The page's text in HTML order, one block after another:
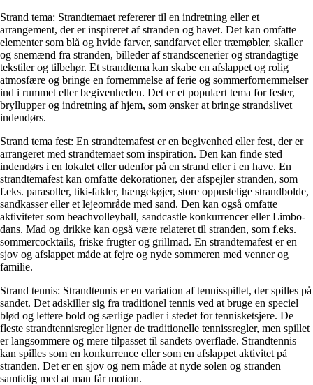
Strand tema: Strandtemaet refererer til en indretning eller et
arrangement, der er inspireret af stranden og havet. Det kan omfatte
elementer som blå og hvide farver, sandfarvet eller træmøbler, skaller
og snemænd fra stranden, billeder af strandscenerier og strandagtige
tekstiler og tilbehør. Et strandtema kan skabe en afslappet og rolig
atmosfære og bringe en fornemmelse af ferie og sommerfornemmelser
ind i rummet eller begivenheden. Det er et populært tema for fester,
bryllupper og indretning af hjem, som ønsker at bringe strandslivet
indendørs.
Strand tema fest: En strandtemafest er en begivenhed eller fest, der er
arrangeret med strandtemaet som inspiration. Den kan finde sted
indendørs i en lokalet eller udenfor på en strand eller i en have. En
strandtemafest kan omfatte dekorationer, der afspejler stranden, som
f.eks. parasoller, tiki-fakler, hængekøjer, store oppustelige strandbolde,
sandkasser eller et lejeområde med sand. Den kan også omfatte
aktiviteter som beachvolleyball, sandcastle konkurrencer eller Limbo-
dans. Mad og drikke kan også være relateret til stranden, som f.eks.
sommercocktails, friske frugter og grillmad. En strandtemafest er en
sjov og afslappet måde at fejre og nyde sommeren med venner og
familie.
Strand tennis: Strandtennis er en variation af tennisspillet, der spilles på
sandet. Det adskiller sig fra traditionel tennis ved at bruge en speciel
blød og lettere bold og særlige padler i stedet for tennisketsjere. De
fleste strandtennisregler ligner de traditionelle tennissregler, men spillet
er langsommere og mere tilpasset til sandets overflade. Strandtennis
kan spilles som en konkurrence eller som en afslappet aktivitet på
stranden. Det er en sjov og nem måde at nyde solen og stranden
samtidig med at man får motion.